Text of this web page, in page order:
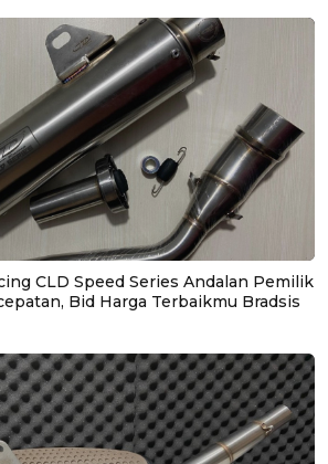
CLD Speed Series Andalan Pemilik
Bid Harga Terbaikmu Bradsis